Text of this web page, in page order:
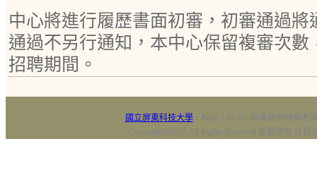
中心將進行履歷書面初審，初審通過
通過不另行通知，本中心保留複審次
招聘期間。
國立屏東科技大學‧校址：91201 屏東縣內埔鄉老